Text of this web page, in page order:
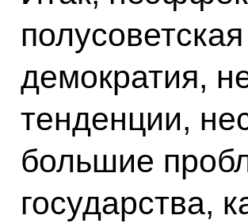
демократия,
тенденции,
большие
государства,